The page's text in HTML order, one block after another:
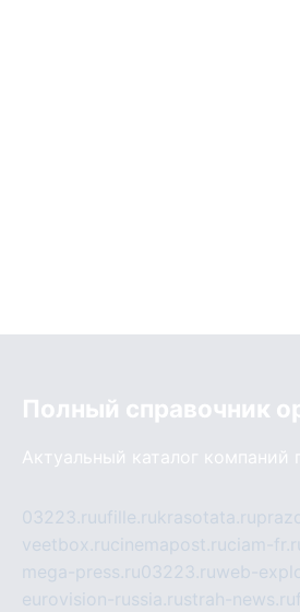
Полный справочник
Актуальный каталог компаний
03223.ruufille.rukrasotata.ru
veetbox.rucinemapost.ruciam-
mega-press.ru03223.ruweb-
eurovision-russia.rustrah-news.ru